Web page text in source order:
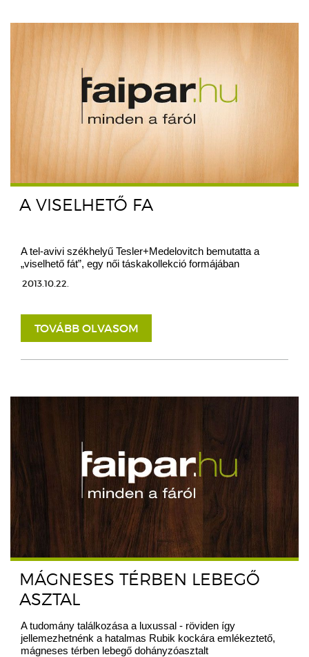
A VISELHETŐ FA
A tel-avivi székhelyű Tesler+Medelovitch bemutatta a
„viselhető fát”, egy női táskakollekció formájában
2013.10.22.
TOVÁBB OLVASOM
MÁGNESES TÉRBEN LEBEGŐ
ASZTAL
A tudomány találkozása a luxussal - röviden így
jellemezhetnénk a hatalmas Rubik kockára emlékeztető,
mágneses térben lebegő dohányzóasztalt